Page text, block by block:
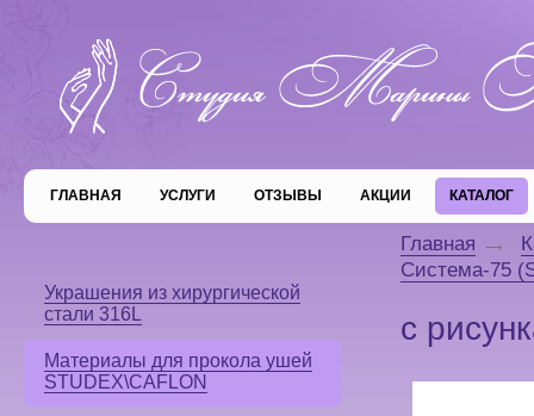
ГЛАВНАЯ УСЛУГИ ОТЗЫВЫ АКЦИИ КАТАЛОГ
Украшения из хирургической
стали 316L
Материалы для прокола ушей
STUDEX\CAFLON
Главная
Система-75
с